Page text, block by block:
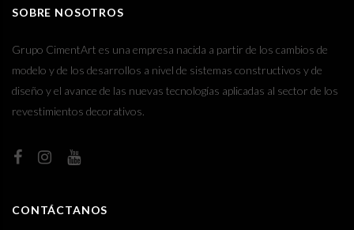
SOBRE NOSOTROS
Grupo CimentArt es una empresa nacida a partir de los cambios de
modelo y de los desarrollos a nivel de sistemas constructivos y de
diseño y el avance de las nuevas tecnologías aplicadas al sector de los
revestimientos decorativos.
CONTÁCTANOS